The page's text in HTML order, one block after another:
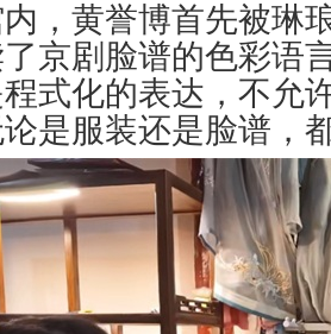
，黄誉博首先被琳
京剧脸谱的色彩语
式化的表达，不允
是服装还是脸谱，